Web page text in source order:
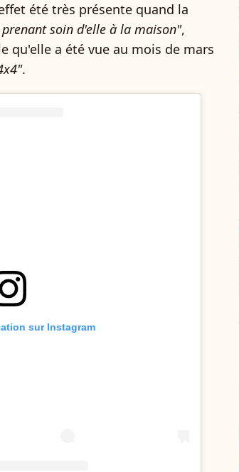
été très présente quand la
prenant soin d'elle à la maison",
qu'elle a été vue au mois de mars
.
sur Instagram